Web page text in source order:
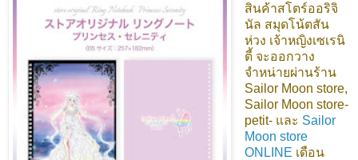
สินค้าสโตร์ออริจิ
นัล สมุดโน้ตสัน
ห่วง เจ้าหญิงเซเรนิ
ตี้ จะออกวาง
จำหน่ายผ่านร้าน
Sailor Moon store,
Sailor Moon store-
petit- และ Sailor
Moon store
ONLINE เดือน